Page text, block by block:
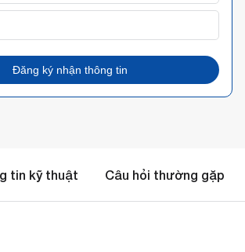
Đăng ký nhận thông tin
tin kỹ thuật Câu hỏi thường gặp